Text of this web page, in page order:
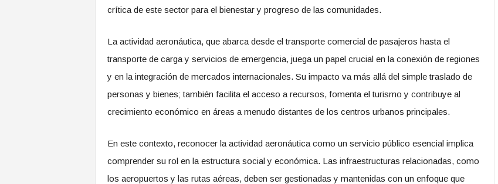
crítica de este sector para el bienestar y progreso de las comunidades.
La actividad aeronáutica, que abarca desde el transporte comercial de pasajeros hasta el
transporte de carga y servicios de emergencia, juega un papel crucial en la conexión de regiones
y en la integración de mercados internacionales. Su impacto va más allá del simple traslado de
personas y bienes; también facilita el acceso a recursos, fomenta el turismo y contribuye al
crecimiento económico en áreas a menudo distantes de los centros urbanos principales.
En este contexto, reconocer la actividad aeronáutica como un servicio público esencial implica
comprender su rol en la estructura social y económica. Las infraestructuras relacionadas, como
los aeropuertos y las rutas aéreas, deben ser gestionadas y mantenidas con un enfoque que